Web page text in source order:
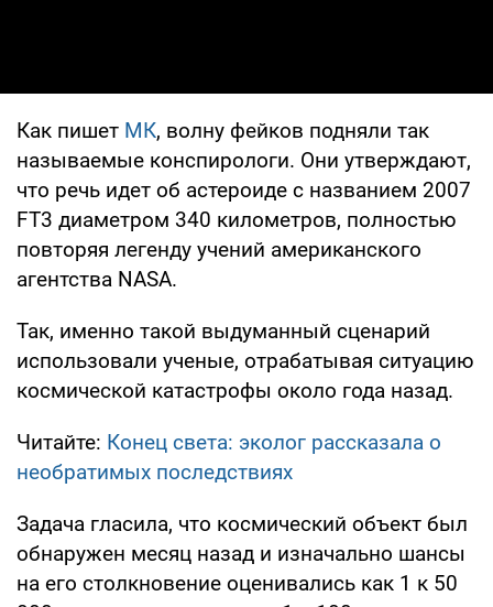
Как пишет МК, волну фейков подняли так
называемые конспирологи. Они утверждают,
что речь идет об астероиде с названием 2007
FT3 диаметром 340 километров, полностью
повторяя легенду учений американского
агентства NASA.
Так, именно такой выдуманный сценарий
использовали ученые, отрабатывая ситуацию
космической катастрофы около года назад.
Читайте: Конец света: эколог рассказала о
необратимых последствиях
Задача гласила, что космический объект был
обнаружен месяц назад и изначально шансы
на его столкновение оценивались как 1 к 50